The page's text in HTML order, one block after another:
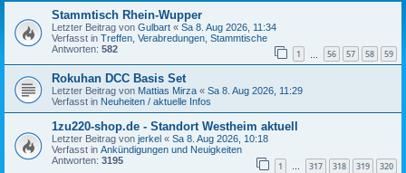
Stammtisch Rhein-Wupper
Letzter Beitrag von Gulbart « Sa 8. Aug 2026, 11:34
Verfasst in Treffen, Verabredungen, Stammtische
Antworten: 582 1 56 57 58 59
Rokuhan DCC Basis Set
Letzter Beitrag von Mattias Mirza « Sa 8. Aug 2026, 11:29
Verfasst in Neuheiten / aktuelle Infos
1zu220-shop.de - Standort Westheim aktuell
Letzter Beitrag von jerkel « Sa 8. Aug 2026, 10:18
Verfasst in Ankündigungen und Neuigkeiten
Antworten: 3195 1 … 317 318 319 320